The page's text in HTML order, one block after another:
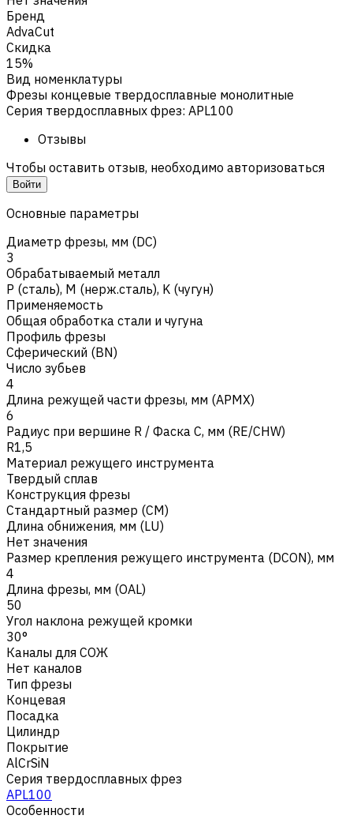
Бренд
AdvaCut
Скидка
15%
Вид номенклатуры
Фрезы концевые твердосплавные монолитные
Серия твердосплавных фрез: APL100
Отзывы
Чтобы оставить отзыв, необходимо авторизоваться
Войти
Основные параметры
Диаметр фрезы, мм (DC)
3
Обрабатываемый металл
Р (сталь), M (нерж.сталь), K (чугун)
Применяемость
Общая обработка стали и чугуна
Профиль фрезы
Сферический (BN)
Число зубьев
4
Длина режущей части фрезы, мм (APMX)
6
Радиус при вершине R / Фаска C, мм (RE/CHW)
R1,5
Материал режущего инструмента
Твердый сплав
Конструкция фрезы
Стандартный размер (CM)
Длина обнижения, мм (LU)
Нет значения
Размер крепления режущего инструмента (DCON), мм
4
Длина фрезы, мм (OAL)
50
Угол наклона режущей кромки
30°
Каналы для СОЖ
Нет каналов
Тип фрезы
Концевая
Посадка
Цилиндр
Покрытие
AlCrSiN
Серия твердосплавных фрез
APL100
Особенности